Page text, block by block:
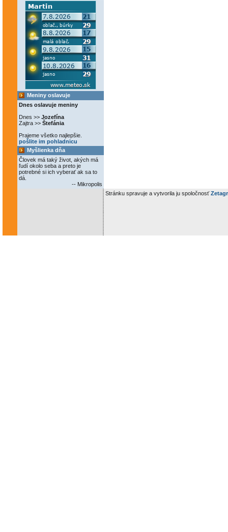
Meniny oslavuje
Dnes oslavuje meniny
Dnes >> Jozefína
Zajtra >> Štefánia
Prajeme všetko najlepšie.
pošlite im pohladnicu
Myšlienka dňa
Človek má taký život, akých má
ľudí okolo seba a preto je
potrebné si ich vyberať ak sa to
dá.
-- Mikropolis
Stránku spravuje a vytvorila ju spoločnosť